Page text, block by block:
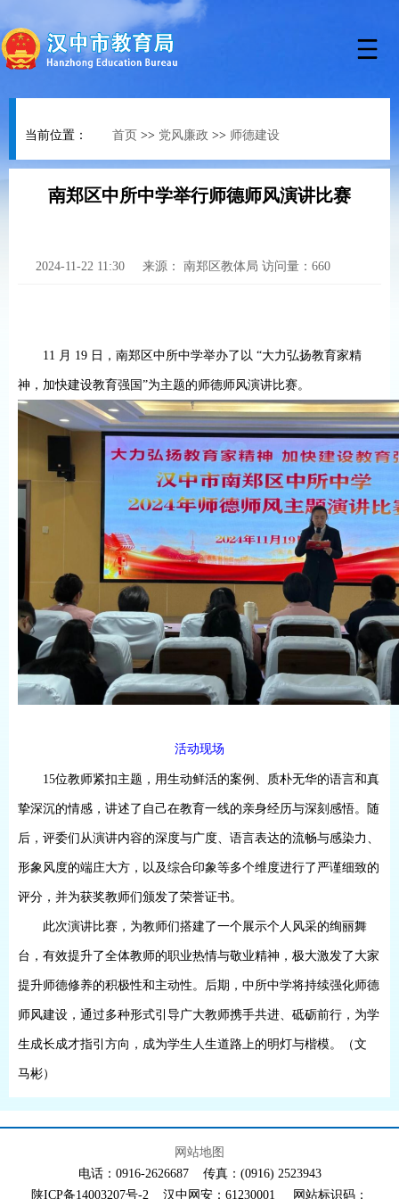
当前位置： 首页 >> 党风廉政 >> 师德建设
南郑区中所中学举行师德师风演讲比赛
2024-11-22 11:30 来源： 南郑区教体局 访问量： 660
11 月 19 日， 南郑区中所中学举办了以 “大力弘扬教育家精
神，加快建设教育强国”为主题的师德师风演讲比赛。
活动现场
15位教师紧扣主题，用生动鲜活的案例、质朴无华的语言和真
挚深沉的情感，讲述了自己在教育一线的亲身经历与深刻感悟。随
后，评委们从演讲内容的深度与广度、语言表达的流畅与感染力、
形象风度的端庄大方，以及综合印象等多个维度进行了严谨细致的
评分，并为获奖教师们颁发了荣誉证书。
此次演讲比赛，为教师们搭建了一个展示个人风采的绚丽舞
台，有效提升了全体教师的职业热情与敬业精神，极大激发了大家
提升师德修养的积极性和主动性。后期，中所中学将持续强化师德
师风建设，通过多种形式引导广大教师携手共进、砥砺前行，为学
生成长成才指引方向，成为学生人生道路上的明灯与楷模。（文
马彬）
网站地图
电话：0916-2626687 传真：(0916) 2523943
陕ICP备14003207号-2 汉中网安：61230001 网站标识码：